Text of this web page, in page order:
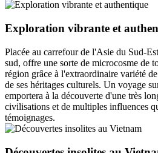
Exploration vibrante et
Placée au carrefour de l'Asie du Sud-
sud, offre une sorte de microcosme de
région grâce à l'extraordinaire variété
de ses héritages culturels. Un voyage
emportera à la découverte d'une très
civilisations et de multiples influences
témoignages.